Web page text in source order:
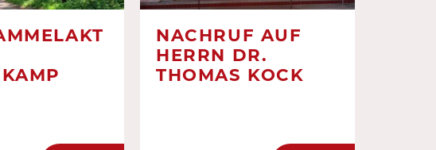
NACHRUF AUF
HERRN DR.
THOMAS KOCK